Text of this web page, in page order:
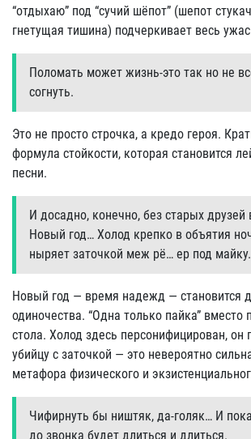
“отдыхаю” под “сучий шёпот” (шепот
гнетущая тишина) подчеркивает весь
Поломать может жизнь-это так но не
согнуть.
Это не просто строчка, а кредо героя.
формула стойкости, которая становится
песни.
И досадно, конечно, без старых друзей
Новый год… Холод крепко в объятия
ныряет заточкой меж рё… ер под майку.
Новый год — время надежд — становится
одиночества. “Одна только пайка” вместо
стола. Холод здесь персонифицирован, он
убийцу с заточкой — это невероятно
метафора физического и
Чифирнуть бы ништяк, да-голяк… И
до звонка будет длиться и длиться.